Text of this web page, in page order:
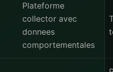
Plateforme
collector avec
donnees
comportementales